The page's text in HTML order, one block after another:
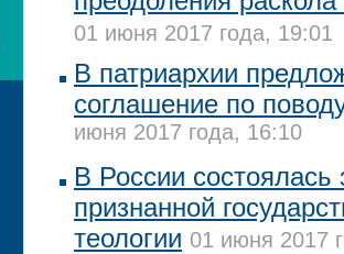
01 июня 2017 года, 19:01
В патриархии
соглашение по
июня 2017 года, 16:10
В России
признанной
теологии 01 июня 2017